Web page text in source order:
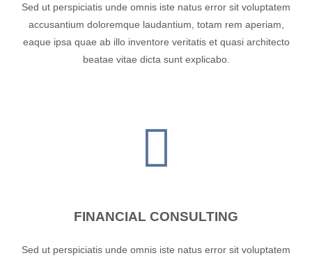
Sed ut perspiciatis unde omnis iste natus error sit voluptatem
accusantium doloremque laudantium, totam rem aperiam,
eaque ipsa quae ab illo inventore veritatis et quasi architecto
beatae vitae dicta sunt explicabo.
FINANCIAL CONSULTING
Sed ut perspiciatis unde omnis iste natus error sit voluptatem